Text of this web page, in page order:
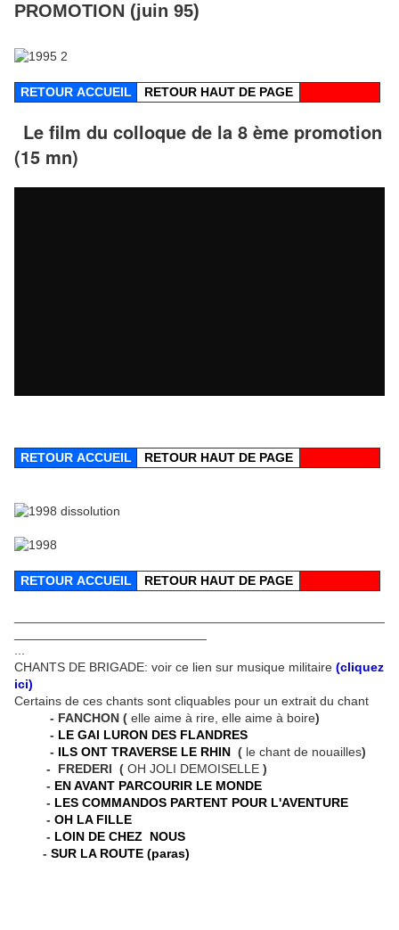
PROMOTION (juin 95)
RETOUR ACCUEIL RETOUR HAUT DE PAGE
Le film du colloque de la 8 ème promotion
(15 mn)
RETOUR ACCUEIL RETOUR HAUT DE PAGE
RETOUR ACCUEIL RETOUR HAUT DE PAGE
CHANTS DE BRIGADE: voir ce lien sur musique militaire (cliquez
ici)
Certains de ces chants sont cliquables pour un extrait du chant
- FANCHON ( elle aime à rire, elle aime à boire)
- LE GAI LURON DES FLANDRES
- ILS ONT TRAVERSE LE RHIN ( le chant de nouailles)
- FREDERI ( OH JOLI DEMOISELLE )
- EN AVANT PARCOURIR LE MONDE
- LES COMMANDOS PARTENT POUR L'AVENTURE
- OH LA FILLE
- LOIN DE CHEZ NOUS
- SUR LA ROUTE (paras)